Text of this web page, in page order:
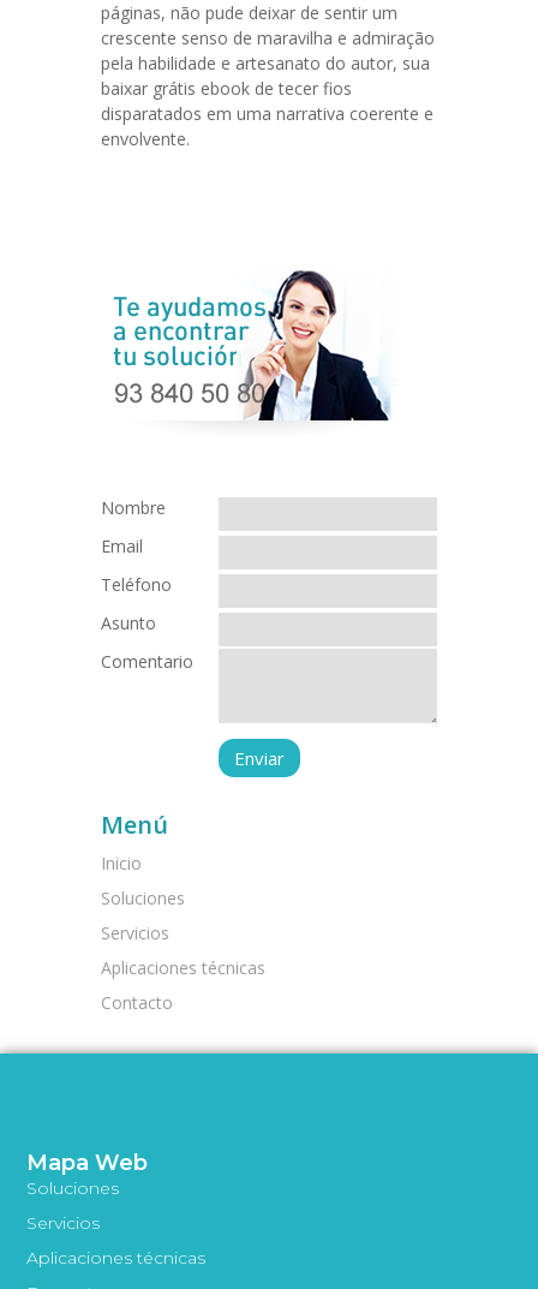
páginas, não pude deixar de sentir um
crescente senso de maravilha e admiração
pela habilidade e artesanato do autor, sua
baixar grátis ebook de tecer fios
disparatados em uma narrativa coerente e
envolvente.
Nombre
Email
Teléfono
Asunto
Comentario
Menú
Inicio
Soluciones
Servicios
Aplicaciones técnicas
Contacto
Mapa Web
Soluciones
Servicios
Aplicaciones técnicas